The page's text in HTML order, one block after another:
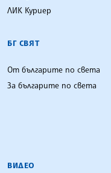
ЛИК Куриер
БГ СВЯТ
От българите по света
За българите по света
ВИДЕО